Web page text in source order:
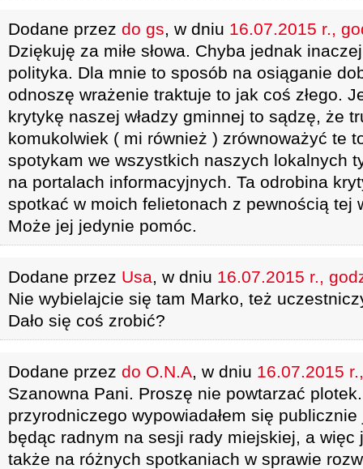
Dodane przez do gs, w dniu 16.07.2015 r.,
Dziękuję za miłe słowa. Chyba jednak
polityka. Dla mnie to sposób na osiąganie
odnoszę wrażenie traktuje to jak coś złego.
krytykę naszej władzy gminnej to sądzę, że
komukolwiek ( mi również ) zrównoważyć te
spotykam we wszystkich naszych lokalnych
na portalach informacyjnych. Ta odrobina
spotkać w moich felietonach z pewnością tej
Może jej jedynie pomóc.
Dodane przez Usa, w dniu 16.07.2015 r.,
Nie wybielajcie się tam Marko, też
Dało się coś zrobić?
Dodane przez do O.N.A, w dniu 16.07.2015
Szanowna Pani. Proszę nie powtarzać
przyrodniczego wypowiadałem się
będąc radnym na sesji rady miejskiej, a więc
także na różnych spotkaniach w sprawie